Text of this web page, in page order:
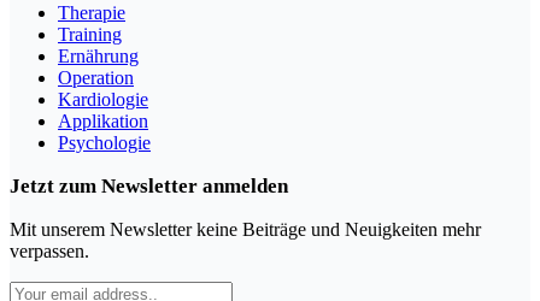
Therapie
Training
Ernährung
Operation
Kardiologie
Applikation
Psychologie
Jetzt zum Newsletter anmelden
Mit unserem Newsletter keine Beiträge und Neuigkeiten mehr
verpassen.